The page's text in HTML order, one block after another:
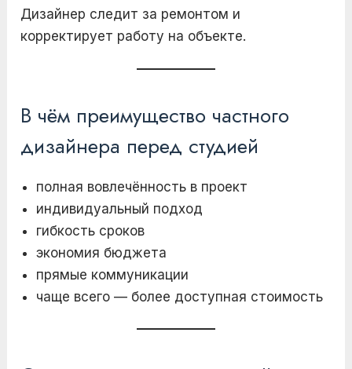
Дизайнер следит за ремонтом и
корректирует работу на объекте.
В чём преимущество частного
дизайнера перед студией
полная вовлечённость в проект
индивидуальный подход
гибкость сроков
экономия бюджета
прямые коммуникации
чаще всего — более доступная стоимость